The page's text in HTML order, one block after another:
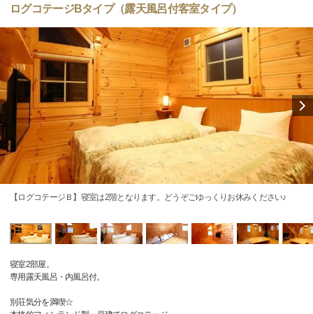
ログコテージBタイプ（露天風呂付客室タイプ）
【ログコテージＢ】寝室は2階となります。どうぞごゆっくりお休みください♪
寝室2部屋。
専用露天風呂・内風呂付。
別荘気分を満喫☆